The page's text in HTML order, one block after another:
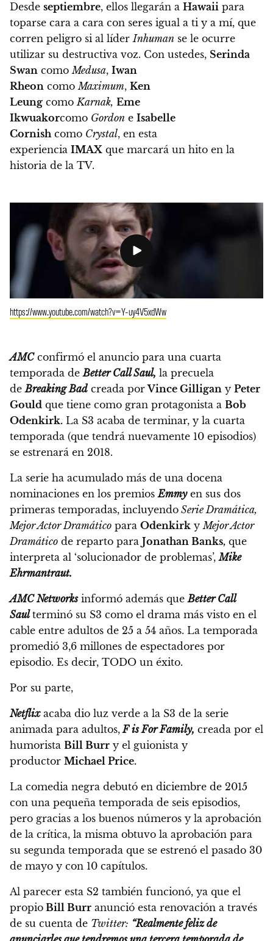
Desde septiembre, ellos llegarán a Hawaii para
toparse cara a cara con seres igual a ti y a mí, que
corren peligro si al líderInhuman se le ocurre
utilizar su destructiva voz. Con ustedes, Serinda
Swan comoMedusa, Iwan
Rheon comoMaximum, Ken
Leung comoKarnak, Eme
Ikwuakorcomo Gordon e Isabelle
Cornishcomo Crystal, en esta
experiencia IMAX que marcará un hito en la
historia de la TV.
https://www.youtube.com/watch?v=Y-uy4V5xdWw
AMCconfirmó el anuncio para una cuarta
temporada deBetter Call Saul, la precuela
deBreaking Bad creada porVince Gilligan y Peter
Gould que tiene como gran protagonista a Bob
Odenkirk. La S3 acaba de terminar, y la cuarta
temporada (que tendrá nuevamente 10 episodios)
se estrenará en 2018.
La serie ha acumulado más de una docena
nominaciones en los premiosEmmyen sus dos
primeras temporadas, incluyendo Serie Dramática,
Mejor Actor Dramático para Odenkirk yMejor Actor
Dramático de reparto para Jonathan Banks, que
interpreta al ‘solucionador de problemas’,Mike
Ehrmantraut.
AMC Networksinformó además queBetter Call
Saul terminó su S3 como el drama más visto en el
cable entre adultos de 25 a 54 años. La temporada
promedió 3,6 millones de espectadores por
episodio. Es decir, TODO un éxito.
Por su parte,
Netflixacaba dio luz verde a la S3 de la serie
animada para adultos,F is For Family, creada por el
humorista Bill Burr y el guionista y
productor Michael Price.
La comedia negra debutó en diciembre de 2015
con una pequeña temporada de seis episodios,
pero gracias a los buenos números y la aprobación
de la crítica, la misma obtuvo la aprobación para
su segunda temporada que se estrenó el pasado 30
de mayo y con 10 capítulos.
Al parecer esta S2 también funcionó, ya que el
propio Bill Burr anunció esta renovación a través
de su cuenta de Twitter: “Realmente feliz de